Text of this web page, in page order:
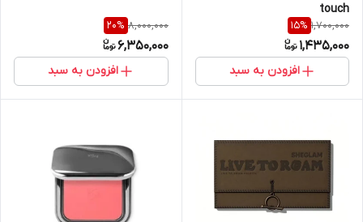
touch
1,700,000
15%
1,435,000
افزودن به سبد
8,000,000
20%
6,350,000
افزودن به سبد